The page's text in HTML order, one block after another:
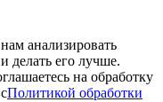
анализировать
делать его лучше.
на обработку
Политикой обработки